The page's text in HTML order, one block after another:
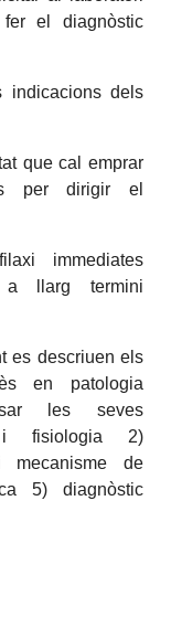
el diagnòstic
indicacions dels
que cal emprar
per dirigir el
immediates
a llarg termini
es descriuen els
en patologia
les seves
i fisiologia 2)
mecanisme de
5) diagnòstic